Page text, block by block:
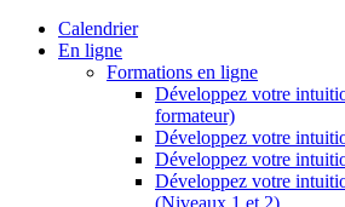
Calendrier
En ligne
Formations en ligne
Développez votre
formateur)
Développez votre
Développez votre
Développez votre
(Niveaux 1 et 2)